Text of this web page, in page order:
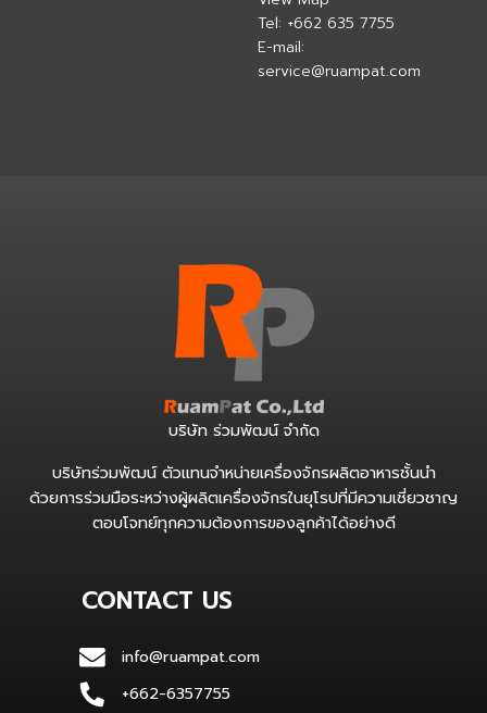
Tel: +662 635 7755
E-mail:
service@ruampat.com
บริษัท ร่วมพัฒน์ จำกัด
บริษัทร่วมพัฒน์ ตัวแทนจำหน่ายเครื่องจักรผลิตอาหารชั้นนำ
ด้วยการร่วมมือระหว่างผู้ผลิตเครื่องจักรในยุโรปที่มีความเชี่ยวชาญ
ตอบโจทย์ทุกความต้องการของลูกค้าได้อย่างดี
CONTACT US
info@ruampat.com
+662-6357755